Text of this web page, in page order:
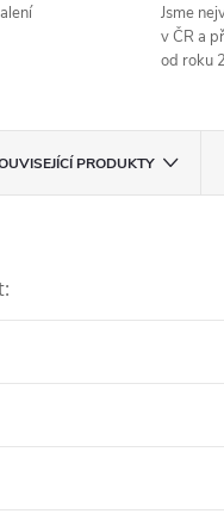
Jsme
v ČR a
od roku
PRODUKTY
: